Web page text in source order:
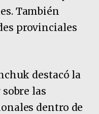
También
provinciales
destacó la
las
dentro de